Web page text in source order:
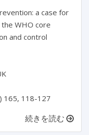
a case for
WHO core
and control
続きを読む